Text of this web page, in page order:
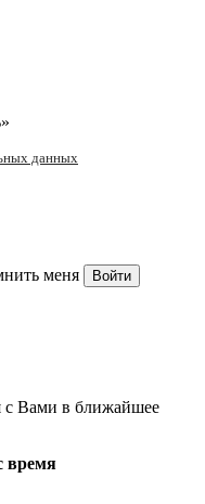
данных
меня
Войти
с Вами в ближайшее
время